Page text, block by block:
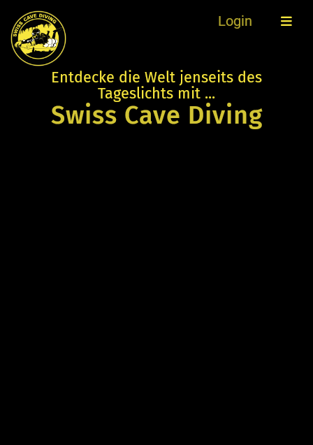
Login
Entdecke die Welt jenseits des
Tageslichts mit ...
Swiss Cave Diving